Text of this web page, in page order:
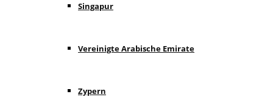
Singapur
Vereinigte Arabische Emirate
Zypern